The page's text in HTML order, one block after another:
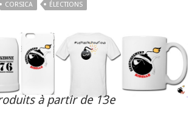
CORSICA ÉLECTIONS
à partir de 13e